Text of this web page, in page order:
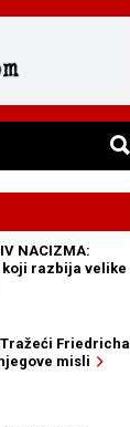
NACIZMA:
koji razbija velike
Tražeći Friedricha
misli